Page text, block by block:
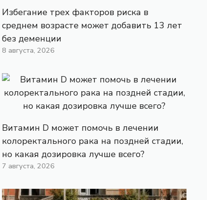
Избегание трех факторов риска в
среднем возрасте может добавить 13 лет
без деменции
8 августа, 2026
Витамин D может помочь в лечении
колоректального рака на поздней стадии,
но какая дозировка лучше всего?
7 августа, 2026